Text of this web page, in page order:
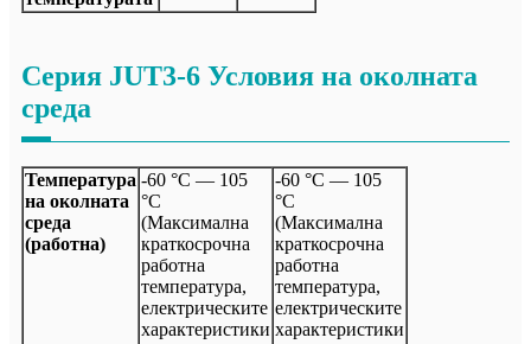
Серия JUT3-6 Условия на околната
среда
Температура
на околната
среда
(работна)
-60 °C — 105
°C
(Максимална
краткосрочна
работна
температура,
електрическите
характеристики
-60 °C — 105
°C
(Максимална
краткосрочна
работна
температура,
електрическите
характеристики